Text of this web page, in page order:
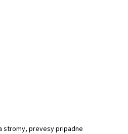
stromy, prevesy pripadne